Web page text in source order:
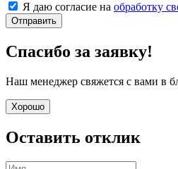
Я даю согласие на обработку
Отправить
Спасибо за заявку!
Наш менеджер свяжется с вами в
Хорошо
Оставить отклик